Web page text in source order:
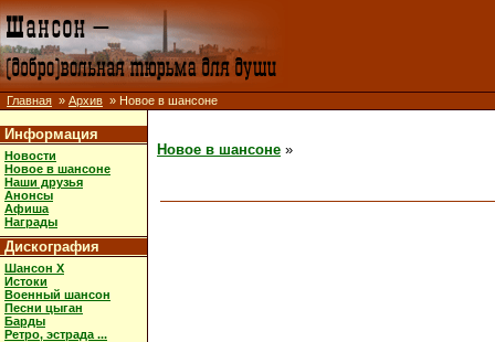
Главная » Архив » Новое в шансоне
Информация
Новости
Новое в шансоне
Наши друзья
Анонсы
Афиша
Награды
Дискография
Шансон X
Истоки
Военный шансон
Песни цыган
Барды
Ретро, эстрада ...
Новое в шансоне »